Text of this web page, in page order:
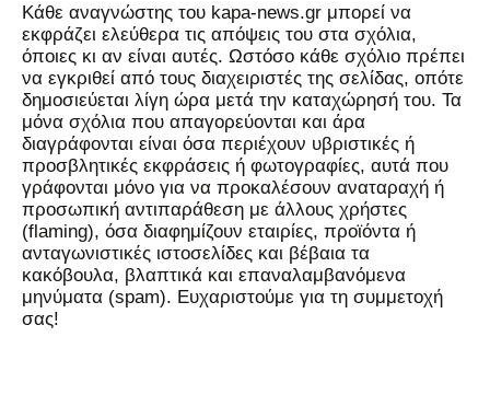
Kάθε αναγνώστης του kapa-news.gr μπορεί να
εκφράζει ελεύθερα τις απόψεις του στα σχόλια,
όποιες κι αν είναι αυτές. Ωστόσο κάθε σχόλιο πρέπει
να εγκριθεί από τους διαχειριστές της σελίδας, οπότε
δημοσιεύεται λίγη ώρα μετά την καταχώρησή του. Τα
μόνα σχόλια που απαγορεύονται και άρα
διαγράφονται είναι όσα περιέχουν υβριστικές ή
προσβλητικές εκφράσεις ή φωτογραφίες, αυτά που
γράφονται μόνο για να προκαλέσουν αναταραχή ή
προσωπική αντιπαράθεση με άλλους χρήστες
(flaming), όσα διαφημίζουν εταιρίες, προϊόντα ή
ανταγωνιστικές ιστοσελίδες και βέβαια τα
κακόβουλα, βλαπτικά και επαναλαμβανόμενα
μηνύματα (spam). Ευχαριστούμε για τη συμμετοχή
σας!